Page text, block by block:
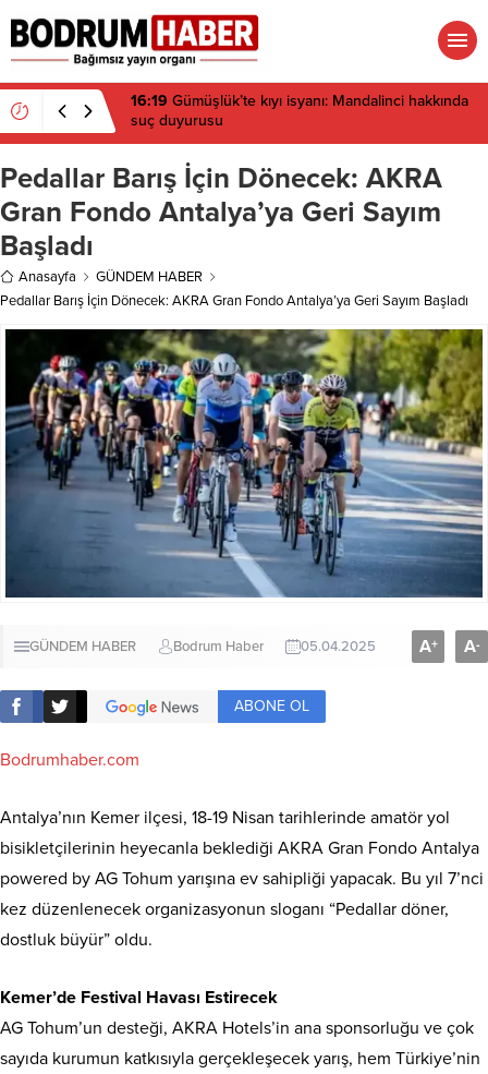
16:19 Gümüşlük’te kıyı isyanı: Mandalinci hakkında
suç duyurusu
Pedallar Barış İçin Dönecek: AKRA
Gran Fondo Antalya’ya Geri Sayım
Başladı
Anasayfa
GÜNDEM HABER
Pedallar Barış İçin Dönecek: AKRA Gran Fondo Antalya’ya Geri Sayım Başladı
GÜNDEM HABER Bodrum Haber 05.04.2025 A+ A-
ABONE OL
Bodrumhaber.com
Antalya’nın Kemer ilçesi, 18-19 Nisan tarihlerinde amatör yol
bisikletçilerinin heyecanla beklediği AKRA Gran Fondo Antalya
powered by AG Tohum yarışına ev sahipliği yapacak. Bu yıl 7’nci
kez düzenlenecek organizasyonun sloganı “Pedallar döner,
dostluk büyür” oldu.
Kemer’de Festival Havası Estirecek
AG Tohum’un desteği, AKRA Hotels’in ana sponsorluğu ve çok
sayıda kurumun katkısıyla gerçekleşecek yarış, hem Türkiye’nin